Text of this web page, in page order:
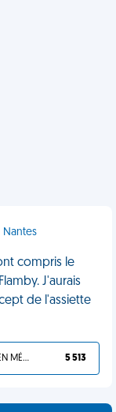
Nantes
compris le
J'aurais
de l'assiette
TU L'AS BIEN MÉRITÉ 5 513